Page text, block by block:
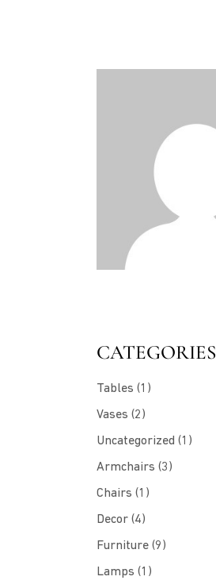
CATEGORIES
Tables (1)
Vases (2)
Uncategorized (1)
Armchairs (3)
Chairs (1)
Decor (4)
Furniture (9)
Lamps (1)